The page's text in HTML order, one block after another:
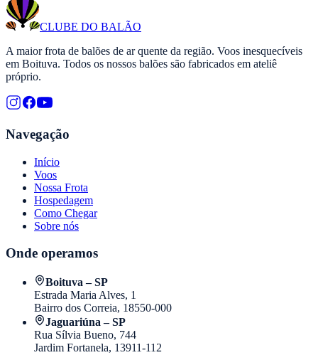
CLUBE DO BALÃO
A maior frota de balões de ar quente da região. Voos inesquecíveis
em Boituva. Todos os nossos balões são fabricados em ateliê
próprio.
Navegação
Início
Voos
Nossa Frota
Hospedagem
Como Chegar
Sobre nós
Onde operamos
Boituva – SP
Estrada Maria Alves, 1
Bairro dos Correia, 18550-000
Jaguariúna – SP
Rua Sílvia Bueno, 744
Jardim Fortanela, 13911-112